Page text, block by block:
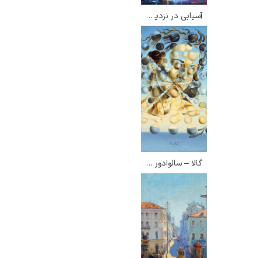
آسیابی در نزدیکی آمستردام – لئونید آفرمو
گالا – سالوادور دالی